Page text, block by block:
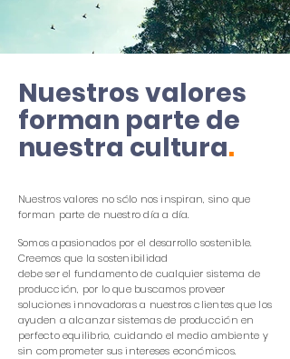
Nuestros valores
forman parte de
nuestra cultura.
Nuestros valores no sólo nos inspiran, sino que
forman parte de nuestro día a día.
Somos apasionados por el desarrollo sostenible.
Creemos que la sostenibilidad
debe ser el fundamento de cualquier sistema de
producción, por lo que buscamos proveer
soluciones innovadoras a nuestros clientes que los
ayuden a alcanzar sistemas de producción en
perfecto equilibrio, cuidando el medio ambiente y
sin comprometer sus intereses económicos.